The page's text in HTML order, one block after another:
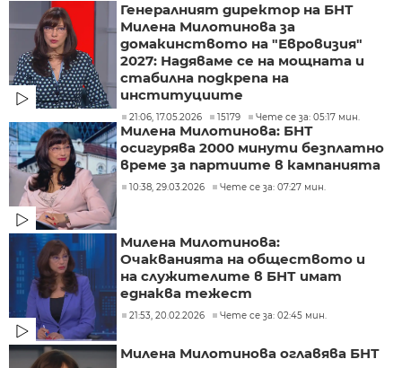
Генералният директор на БНТ
Милена Милотинова за
домакинството на "Евровизия"
2027: Надяваме се на мощната и
стабилна подкрепа на
институциите
21:06, 17.05.2026 15179 Чете се за: 05:17 мин.
Милена Милотинова: БНТ
осигурява 2000 минути безплатно
време за партиите в кампанията
10:38, 29.03.2026 Чете се за: 07:27 мин.
Милена Милотинова:
Очакванията на обществото и
на служителите в БНТ имат
еднаква тежест
21:53, 20.02.2026 Чете се за: 02:45 мин.
Милена Милотинова оглавява БНТ